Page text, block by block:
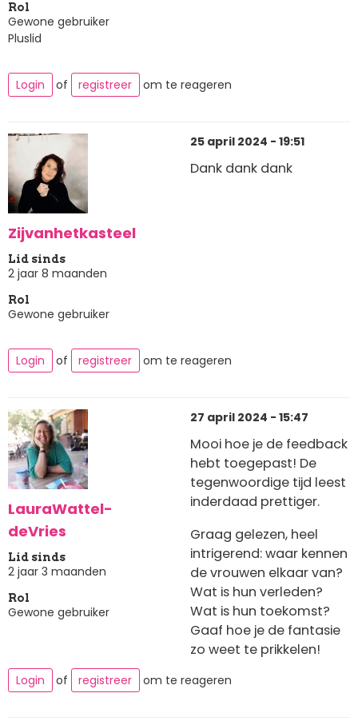
Rol
Gewone gebruiker
Pluslid
Login of registreer om te reageren
Zijvanhetkasteel
Lid sinds
2 jaar 8 maanden
Rol
Gewone gebruiker
25 april 2024 - 19:51
Dank dank dank
Login of registreer om te reageren
LauraWattel-
deVries
Lid sinds
2 jaar 3 maanden
Rol
Gewone gebruiker
27 april 2024 - 15:47
Mooi hoe je de feedback
hebt toegepast! De
tegenwoordige tijd leest
inderdaad prettiger.
Graag gelezen, heel
intrigerend: waar kennen
de vrouwen elkaar van?
Wat is hun verleden?
Wat is hun toekomst?
Gaaf hoe je de fantasie
zo weet te prikkelen!
Login of registreer om te reageren